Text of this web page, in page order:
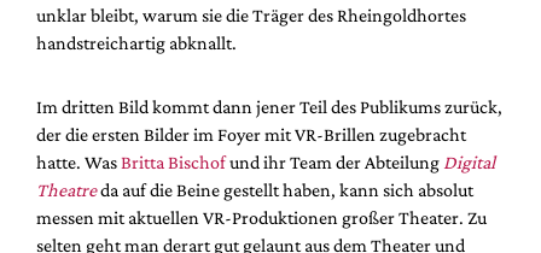
unklar bleibt, warum sie die Träger des Rheingoldhortes
handstreichartig abknallt.
Im dritten Bild kommt dann jener Teil des Publikums zurück,
der die ersten Bilder im Foyer mit VR-Brillen zugebracht
hatte. WasBritta Bischofund ihr Team der Abteilung Digital
Theatreda auf die Beine gestellt haben, kann sich absolut
messen mit aktuellen VR-Produktionen großer Theater. Zu
selten geht man derart gut gelaunt aus dem Theater und